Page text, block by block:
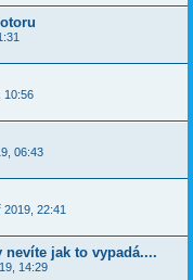
10:56
06:43
2019, 22:41
jak to vypadá....
14:29